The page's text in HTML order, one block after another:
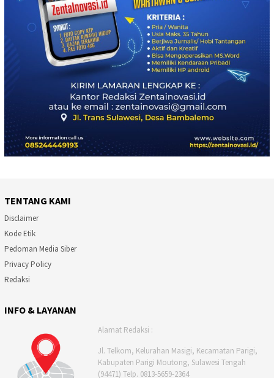
TENTANG KAMI
Disclaimer
Kode Etik
Pedoman Media Siber
Privacy Policy
Redaksi
INFO & LAYANAN
Alamat Redaksi :
Jl. Telkom, Kelurahan Masigi, Kecamatan Parigi,
Kabupaten Parigi Moutong, Sulawesi Tengah
(94471) Telp. 0813-5659-2364